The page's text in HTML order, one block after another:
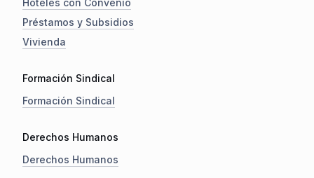
Préstamos y Subsidios
Vivienda
Formación Sindical
Formación Sindical
Derechos Humanos
Derechos Humanos